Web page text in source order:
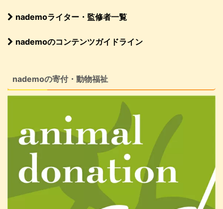
nademoライター・監修者一覧
nademoのコンテンツガイドライン
nademoの寄付・動物福祉